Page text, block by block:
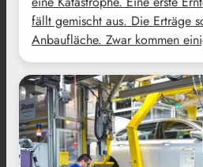
fällt gemischt aus. Die Erträge
Anbaufläche. Zwar kommen